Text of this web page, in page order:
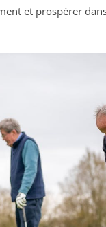
et prospérer